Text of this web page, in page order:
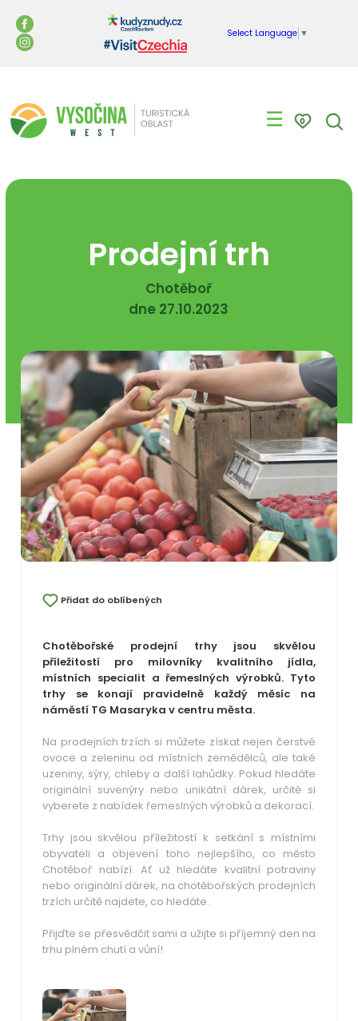
Select Language ▼
☰ 0
Prodejní trh
Chotěboř
dne 27.10.2023
Přidat do oblíbených
Chotěbořské prodejní trhy jsou skvělou
příležitostí pro milovníky kvalitního jídla,
místních specialit a řemeslných výrobků. Tyto
trhy se konají pravidelně každý měsíc na
náměstí TG Masaryka v centru města.
Na prodejních trzích si můžete získat nejen čerstvé
ovoce a zeleninu od místních zemědělců, ale také
uzeniny, sýry, chleby a další lahůdky. Pokud hledáte
originální suvenýry nebo unikátní dárek, určitě si
vyberete z nabídek řemeslných výrobků a dekorací.
Trhy jsou skvělou příležitostí k setkání s místními
obyvateli a objevení toho nejlepšího, co město
Chotěboř nabízí. Ať už hledáte kvalitní potraviny
nebo originální dárek, na chotěbořských prodejních
trzích určitě najdete, co hledáte.
Přijďte se přesvědčit sami a užijte si příjemný den na
trhu plném chutí a vůní!